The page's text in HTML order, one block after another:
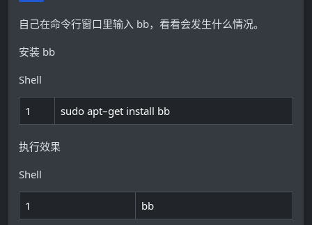
自己在命令行窗口里输入 bb，看看会发生什么情况。
安装 bb
Shell
1 sudo apt–get install bb
执行效果
Shell
1 bb